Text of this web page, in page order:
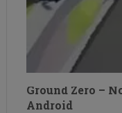
Ground Zero –
Android